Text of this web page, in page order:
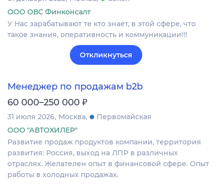
ООО ОВС Финконсалт
У Нас зарабатывают те кто знает, в этой сфере, что
такое знания, оперативность и коммуникации!!!
Откликнуться
Менеджер по продажам b2b
60 000–250 000 ₽
31 июля 2026 Москва
Первомайская
ООО "АВТОХИЛЕР"
Развитие продаж продуктов компании, территория
развития: Россия, выход на ЛПР в различных
отраслях. Желателен опыт в финансовой сфере. Опыт
работы в холодных продажах.